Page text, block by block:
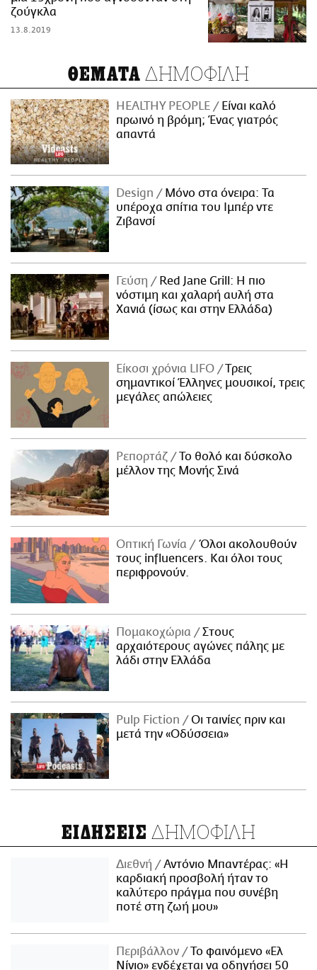
ζούγκλα
13.8.2019
ΘΕΜΑΤΑ ΔΗΜΟΦΙΛΗ
HEALTHY PEOPLE
Είναι καλό
πρωινό η βρόμη; Ένας γιατρός
απαντά
Design
Μόνο στα όνειρα: Τα
υπέροχα σπίτια του Ιμπέρ ντε
Ζιβανσί
Γεύση
Red Jane Grill: Η πιο
νόστιμη και χαλαρή αυλή στα
Χανιά (ίσως και στην Ελλάδα)
Είκοσι χρόνια LIFO
Tρεις
σημαντικοί Έλληνες μουσικοί, τρεις
μεγάλες απώλειες
Ρεπορτάζ
Το θολό και δύσκολο
μέλλον της Μονής Σινά
Οπτική Γωνία
Όλοι ακολουθούν
τους influencers. Και όλοι τους
περιφρονούν.
Πομακοχώρια
Στους
αρχαιότερους αγώνες πάλης με
λάδι στην Ελλάδα
Pulp Fiction
Οι ταινίες πριν και
μετά την «Οδύσσεια»
ΕΙΔΗΣΕΙΣ ΔΗΜΟΦΙΛΗ
Διεθνή
Αντόνιο Μπαντέρας: «Η
καρδιακή προσβολή ήταν το
καλύτερο πράγμα που συνέβη
ποτέ στη ζωή μου»
Περιβάλλον
Το φαινόμενο «Ελ
Νίνιο» ενδέχεται να οδηγήσει 50